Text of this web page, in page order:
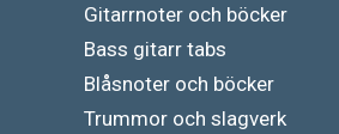
Gitarrnoter och böcker
Bass gitarr tabs
Blåsnoter och böcker
Trummor och slagverk